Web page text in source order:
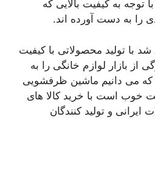
توجه به کیفیت بالایی که
را به دست آورده اند.
تولید محصولاتی با کیفیت
از بازار لوازم خانگی را به
می دانیم ماشین ظرفشویی
است با خرید کالا های
ایرانی و تولید کنندگان